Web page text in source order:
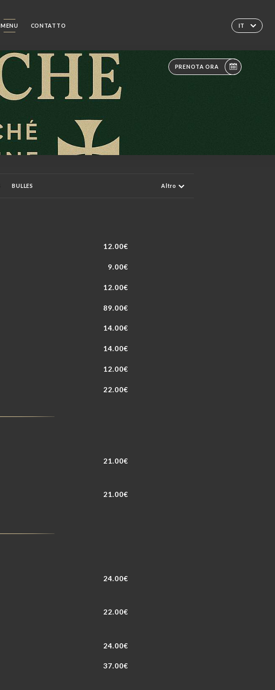
IT
MENU CONTATTO
PRENOTA ORA
BULLES Altro
12.00€
9.00€
12.00€
89.00€
14.00€
14.00€
12.00€
22.00€
21.00€
21.00€
24.00€
22.00€
24.00€
37.00€